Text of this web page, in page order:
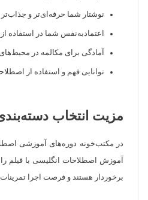
نوشتار شما حرفه‌ای‌تر و
اعتمادبه‌نفس شما در استفاده
آمادگی برای مکالمه در
توانایی فهم و استفاده از
مزیت انتخاب
در مکتب‌خونه دوره‌های آموزشی
آموزش اصطلاحات انگلیسی با فیلم
برخوردار هستند و فرصت اجرا